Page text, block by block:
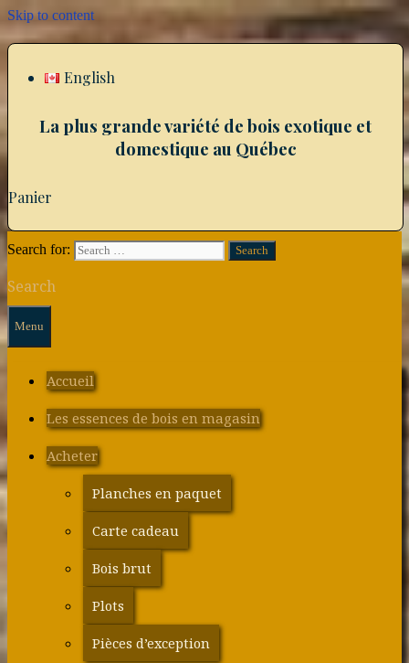
Skip to content
English
La plus grande variété de bois exotique et
domestique au Québec
Panier
Search for:
Search
Menu
Accueil
Les essences de bois en magasin
Acheter
Planches en paquet
Carte cadeau
Bois brut
Plots
Pièces d’exception